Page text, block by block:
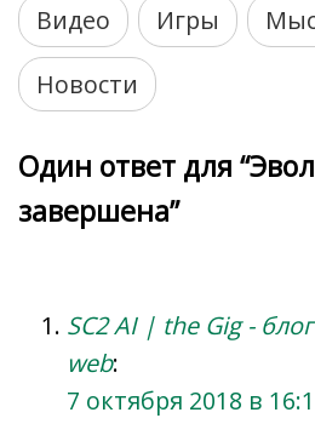
Видео Игры
Новости
Один ответ для
завершена”
SC2 AI | the Gig -
web:
7 октября 2018 в